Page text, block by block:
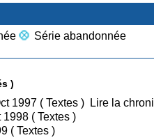
Série abandonnée
)
• Tome 1 : La montagne d'or / Oct 1997 ( Textes ) Lire la
• Tome 2 : A armes égales / Oct 1998 ( Textes )
• Tome 3 : Pour Rose / Aou 1999 ( Textes )